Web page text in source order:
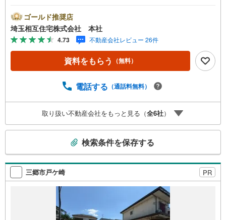
可（車種による）！【お子様がいるお客様でも安心】本社
来店専用のキッズスペースを完備、お子様連れでも落ち着
いてご相談いただけます。チャイルドシートもご用意して
おります。【住宅ローンに強い！住宅ローン・契約サポー
ト】本社在籍の専門スタッフが、金融機関との調整から 審
査のポイントまで一貫してサポート。現在お借入れがある
はご相談ください。住宅ローンに詳しいスタッフが、状況
も安心してご相談いただけます。【本社ならではの総合サ
ポート・検討段階から具体化までスムーズ】まだ迷ってい
る段階でも問題ありません。物件のご紹介だけでなく、資
住み替えの可能性まで、一つひとつ整理しながらご案内し
ます。
ゴールド推奨店
埼玉相互住宅株式会社 本社
4.73 不動産会社レビュー 26件
資料をもらう （無料）
電話する （通話料無料）
取り扱い不動産会社をもっと見る（全6社）
検
索
条
検索条件を保存する
三郷市戸ケ崎 PR